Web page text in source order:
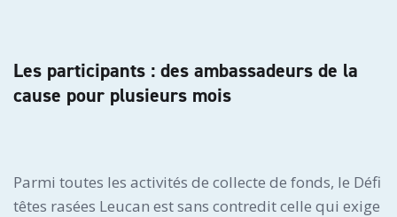
Les participants : des ambassadeurs de la
cause pour plusieurs mois
Parmi toutes les activités de collecte de fonds, le Défi
têtes rasées Leucan est sans contredit celle qui exige